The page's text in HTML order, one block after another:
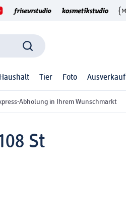
Haushalt Tier Foto Ausverkauf
Abholung in Ihrem Wunschmarkt
St